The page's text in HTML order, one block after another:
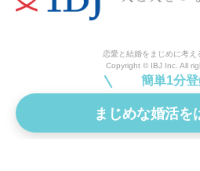
簡単1分
まじめな婚活を
恋愛と結婚をまじめに考え
Copyright © IBJ Inc. All